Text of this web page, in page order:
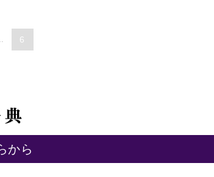
6
から